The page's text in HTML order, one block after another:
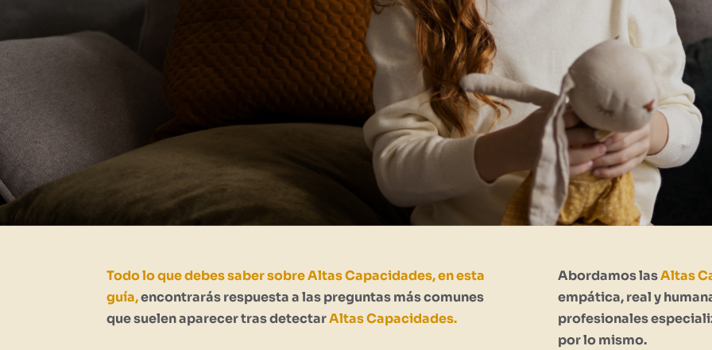
Todo lo que debes saber sobre Altas Capacidades, en esta
guía,encontrarás respuesta a las preguntas más comunes
que suelen aparecer tras detectarAltas Capacidades.
Abordamos lasAltas
empática, real y
profesionales
por lo mismo.